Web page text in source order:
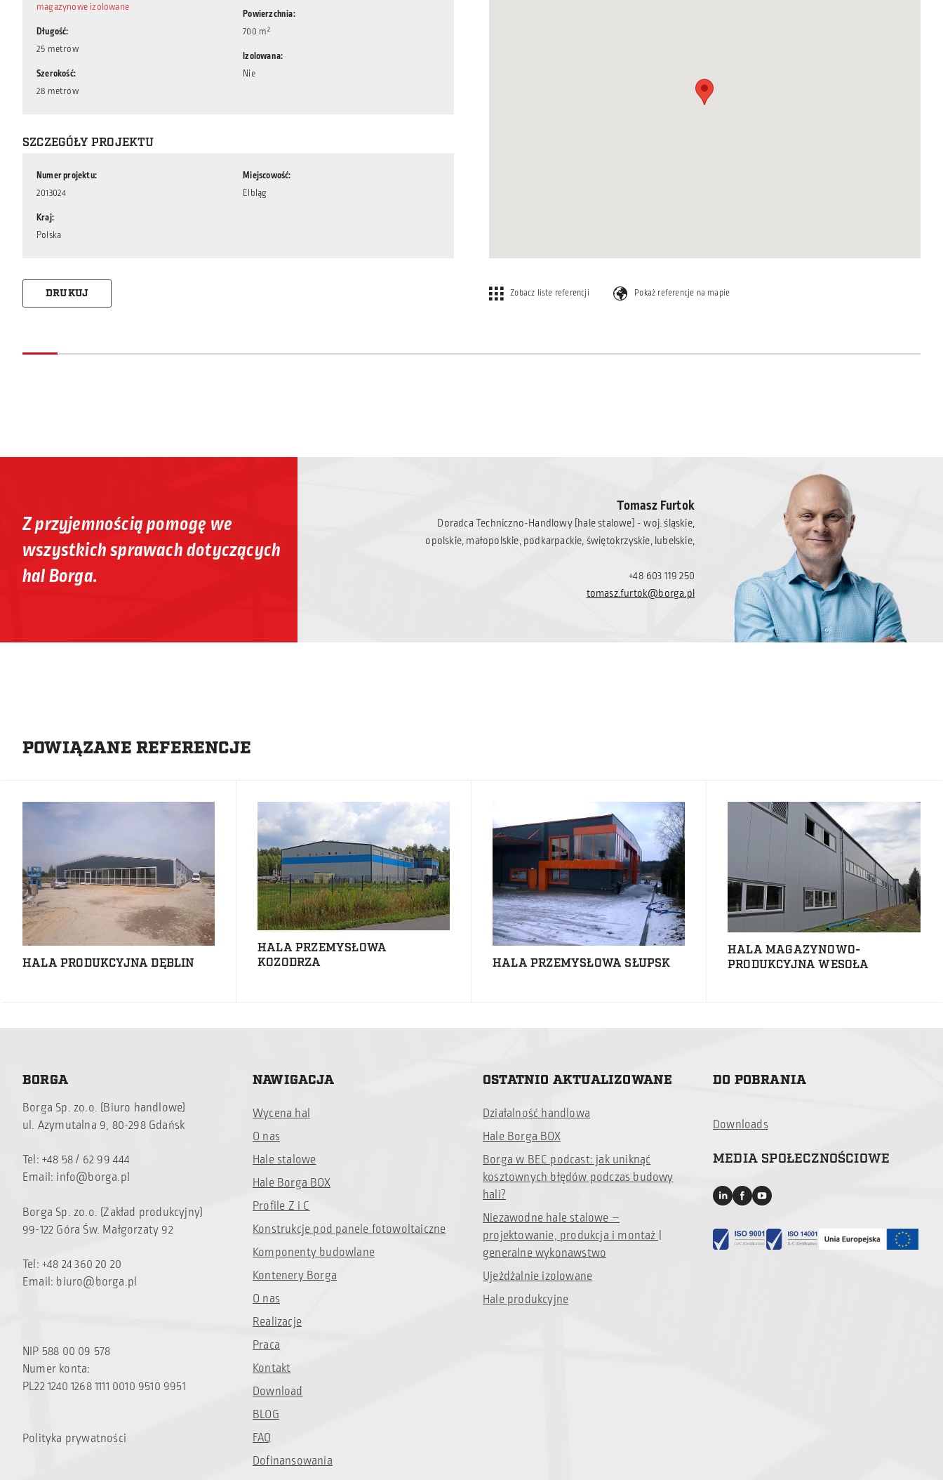
magazynowe izolowane
Długość
25 metrów
Szerokość
28 metrów
Powierzchnia
700 m²
Izolowana
Nie
SZCZEGÓŁY PROJEKTU
Numer projektu
2013024
Kraj
Polska
Miejscowość
Elbląg
DRUKUJ Zobacz liste referencji Pokaż referencje na mapie
Tomasz Furtok
Doradca Techniczno-Handlowy [hale stalowe] - woj. śląskie,
opolskie, małopolskie, podkarpackie, świętokrzyskie, lubelskie,
+48 603 119 250
tomasz.furtok@borga.pl
Z przyjemnością pomogę we
wszystkich sprawach dotyczących
hal Borga.
POWIĄZANE REFERENCJE
HALA PRODUKCYJNA DĘBLIN
HALA PRZEMYSŁOWA
KOZODRZA
HALA PRZEMYSŁOWA SŁUPSK
HALA MAGAZYNOWO-
PRODUKCYJNA WESOŁA
BORGA
Borga Sp. zo.o. (Biuro handlowe)
ul. Azymutalna 9, 80-298 Gdańsk
Tel: +48 58 / 62 99 444
Email: info@borga.pl
Borga Sp. zo.o. (Zakład produkcyjny)
99-122 Góra Św. Małgorzaty 92
Tel: +48 24 360 20 20
Email: biuro@borga.pl
NIP 588 00 09 578
Numer konta:
PL22 1240 1268 1111 0010 9510 9951
Polityka prywatności
NAWIGACJA
Wycena hal
O nas
Hale stalowe
Hale Borga BOX
Profile Z i C
Konstrukcje pod panele fotowoltaiczne
Komponenty budowlane
Kontenery Borga
O nas
Realizacje
Praca
Kontakt
Download
BLOG
FAQ
Dofinansowania
OSTATNIO AKTUALIZOWANE
Działalność handlowa
Hale Borga BOX
Borga w BEC podcast: jak uniknąć
kosztownych błędów podczas budowy
hali?
Niezawodne hale stalowe –
projektowanie, produkcja i montaż |
generalne wykonawstwo
Ujeżdżalnie izolowane
Hale produkcyjne
DO POBRANIA
Downloads
MEDIA SPOŁECZNOŚCIOWE